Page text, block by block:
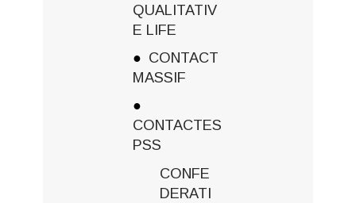
QUALITATIV
E LIFE
CONTACT
MASSIF
CONTACTES
PSS
CONFE
DERATI